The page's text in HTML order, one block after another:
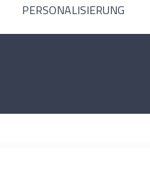
PERSONALISIERUNG